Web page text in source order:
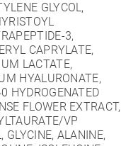
GLYCOL,
3,
CAPRYLATE,
LACTATE,
HYALURONATE,
HYDROGENATED
FLOWER EXTRACT,
VP
GLYCINE, ALANINE,